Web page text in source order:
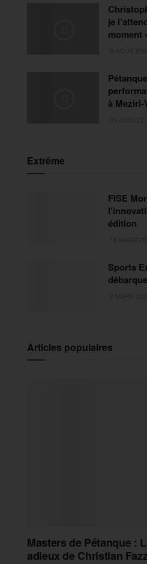
je
moment
à Meziri-
Extrême
FISE
édition
Sports
Articles populaires
Masters de Pétanque :
adieux de Christian